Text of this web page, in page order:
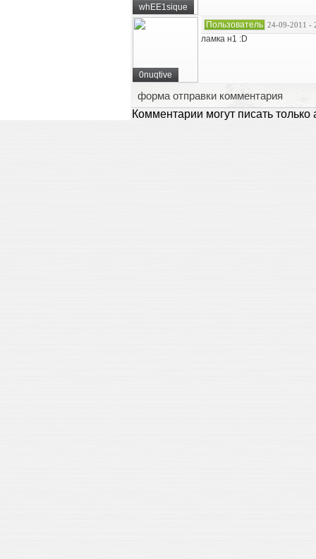
whEE1sique
0nuqtive
Пользователь 24-09-2011 -
ламка н1 :D
форма отправки комментария
Комментарии могут писать